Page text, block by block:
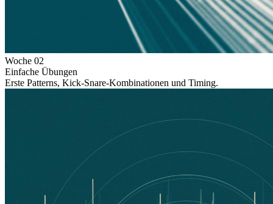
Woche 02
Einfache Übungen
Erste Patterns, Kick-Snare-Kombinationen und Timing.